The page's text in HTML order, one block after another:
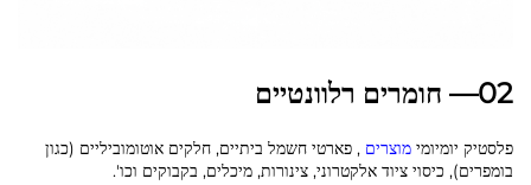
02— חומרים רלוונטיים
פלסטיק יומיומי מוצרים , פארטי חשמל ביתיים, חלקים אוטומוביליים (כגון
בומפרים), כיסוי ציוד אלקטרוני, צינורות, מיכלים, בקבוקים וכו'.